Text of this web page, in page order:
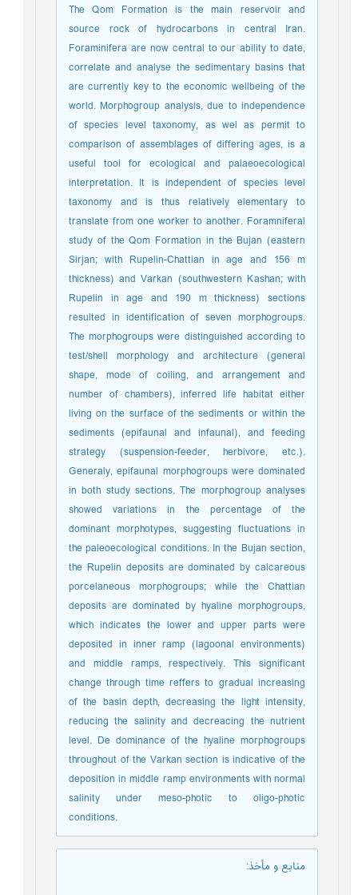
The Qom Formation is the main reservoir and
source rock of hydrocarbons in central Iran.
Foraminifera are now central to our ability to date,
correlate and analyse the sedimentary basins that
are currently key to the economic wellbeing of the
world. Morphogroup analysis, due to independence
of species level taxonomy, as wel as permit to
comparison of assemblages of differing ages, is a
useful tool for ecological and palaeoecological
interpretation. It is independent of species level
taxonomy and is thus relatively elementary to
translate from one worker to another. Foramniferal
study of the Qom Formation in the Bujan (eastern
Sirjan; with Rupelin-Chattian in age and 156 m
thickness) and Varkan (southwestern Kashan; with
Rupelin in age and 190 m thickness) sections
resulted in identification of seven morphogroups.
The morphogroups were distinguished according to
test/shell morphology and architecture (general
shape, mode of coiling, and arrangement and
number of chambers), inferred life habitat either
living on the surface of the sediments or within the
sediments (epifaunal and infaunal), and feeding
strategy (suspension-feeder, herbivore, etc.).
Generaly, epifaunal morphogroups were dominated
in both study sections. The morphogroup analyses
showed variations in the percentage of the
dominant morphotypes, suggesting fluctuations in
the paleoecological conditions. In the Bujan section,
the Rupelin deposits are dominated by calcareous
porcelaneous morphogroups; while the Chattian
deposits are dominated by hyaline morphogroups,
which indicates the lower and upper parts were
deposited in inner ramp (lagoonal environments)
and middle ramps, respectively. This significant
change through time reffers to gradual increasing
of the basin depth, decreasing the light intensity,
reducing the salinity and decreacing the nutrient
level. De dominance of the hyaline morphogroups
throughout of the Varkan section is indicative of the
deposition in middle ramp environments with normal
salinity under meso-photic to oligo-photic
conditions.
منابع و مأخذ: